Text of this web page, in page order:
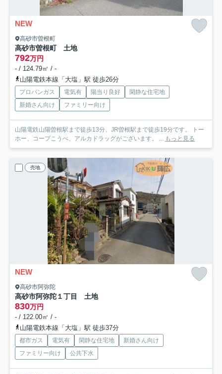
NEW
高砂市曽根町
高砂市曽根町 土地
792万円
- / 124.79㎡ / -
山陽電鉄本線「大塩」駅 徒歩26分
プロパンガス 電気有 陽当り良好
閑静な住宅地
新婚さん向け
ファミリー向け
山陽電鉄山陽曽根駅まで徒歩13分、JR曽根駅まで徒歩19分です。 トー
ホー、コープこうべ、アルカドラッグがございます。 ... もっと見る
売地
NEW
高砂市阿弥陀
高砂市阿弥陀１丁目 土地
830万円
- / 122.00㎡ / -
山陽電鉄本線「大塩」駅 徒歩37分
都市ガス 電気有 閑静な住宅地
新婚さん向け
ファミリー向け
公共下水